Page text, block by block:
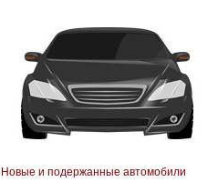
Новые и подержанные автомобили